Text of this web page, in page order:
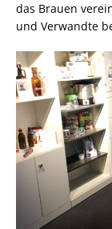
das Brauen
und Verwandte